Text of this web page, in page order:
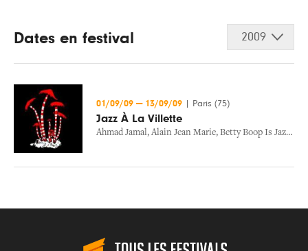
Dates en festival 2009
01/09/09 — 13/09/09 Paris (75)
Jazz À La Villette
Ahmad Jamal, Alain Jean Marie, Betty Boop Is Jazz ,